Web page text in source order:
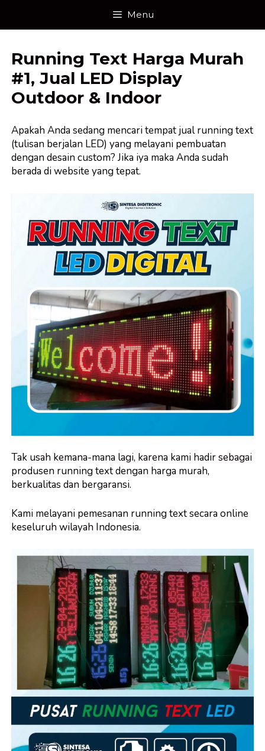
content
Menu
Running Text Harga Murah
#1, Jual LED Display
Outdoor & Indoor
Apakah Anda sedang mencari tempat jual running text
(tulisan berjalan LED) yang melayani pembuatan
dengan desain custom? Jika iya maka Anda sudah
berada di website yang tepat.
Tak usah kemana-mana lagi, karena kami hadir sebagai
produsen running text dengan harga murah,
berkualitas dan bergaransi.
Kami melayani pemesanan running text secara online
keseluruh wilayah Indonesia.